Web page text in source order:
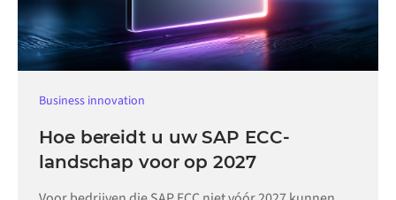
Business innovation
Hoe bereidt u uw SAP ECC-
landschap voor op 2027